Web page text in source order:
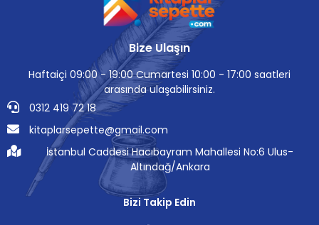
Bize Ulaşın
Haftaiçi 09:00 - 19:00 Cumartesi 10:00 - 17:00 saatleri
arasında ulaşabilirsiniz.
0312 419 72 18
kitaplarsepette@gmail.com
İstanbul Caddesi Hacıbayram Mahallesi No:6 Ulus-
Altındağ/Ankara
Bizi Takip Edin